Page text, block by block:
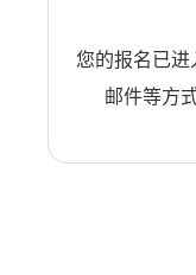
您的报名已进
邮件等方